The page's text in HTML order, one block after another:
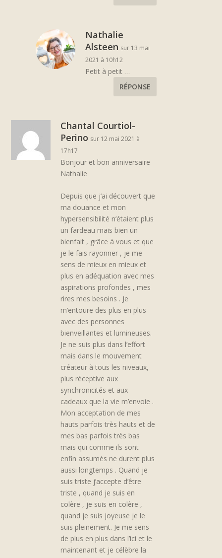
Nathalie
Alsteen sur 13 mai
2021 à 10h12
Petit à petit …
RÉPONSE
Chantal Courtiol-
Perino sur 12 mai 2021 à
17h17
Bonjour et bon anniversaire
Nathalie
Depuis que j’ai découvert que
ma douance et mon
hypersensibilité n’étaient plus
un fardeau mais bien un
bienfait , grâce à vous et que
je le fais rayonner , je me
sens de mieux en mieux et
plus en adéquation avec mes
aspirations profondes , mes
rires mes besoins . Je
m’entoure des plus en plus
avec des personnes
bienveillantes et lumineuses.
Je ne suis plus dans l’effort
mais dans le mouvement
créateur à tous les niveaux,
plus réceptive aux
synchronicités et aux
cadeaux que la vie m’envoie .
Mon acceptation de mes
hauts parfois très hauts et de
mes bas parfois très bas
mais qui comme ils sont
enfin assumés ne durent plus
aussi longtemps . Quand je
suis triste j’accepte d’être
triste , quand je suis en
colère , je suis en colère ,
quand je suis joyeuse je le
suis pleinement. Je me sens
de plus en plus dans l’ici et le
maintenant et je célèbre la